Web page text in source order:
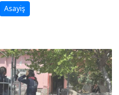
Asayiş